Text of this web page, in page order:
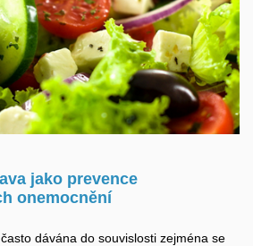
jako prevence
onemocnění
dávána do souvislosti zejména se